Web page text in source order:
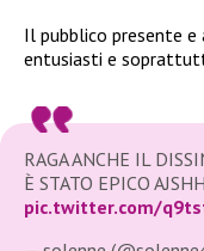
Il pubblico presente e
entusiasti e
RAGA ANCHE IL
È STATO EPICO
pic.twitter.com/